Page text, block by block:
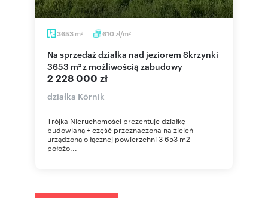
3653 m2 610zł/m2
Na sprzedaż działka nad jeziorem Skrzynki
3653 m² z możliwością zabudowy
2 228 000 zł
działka Kórnik
Trójka Nieruchomości prezentuje działkę
budowlaną + część przeznaczona na zieleń
urządzoną o łącznej powierzchni 3 653 m2
położo...